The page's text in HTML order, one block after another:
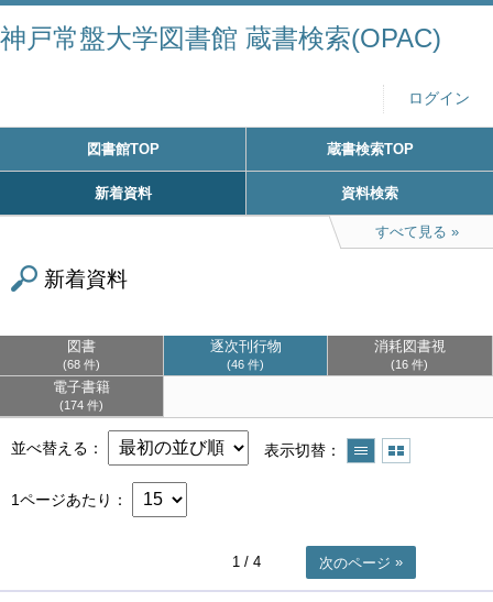
神戸常盤大学図書館 蔵書検索(OPAC)
ログイン
図書館TOP 蔵書検索TOP
新着資料 資料検索
すべて見る
新着資料
図書
68 件
逐次刊行物
46 件
消耗図書視
16 件
電子書籍
174 件
並べ替える 表示切替
1ページあたり
1 / 4 次のページ